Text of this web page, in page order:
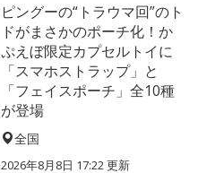
ピングーの“トラウマ回”のト
ドがまさかのポーチ化！か
ぷえぼ限定カプセルトイに
「スマホストラップ」と
「フェイスポーチ」全10種
が登場
全国
2026年8月8日 17:22更新